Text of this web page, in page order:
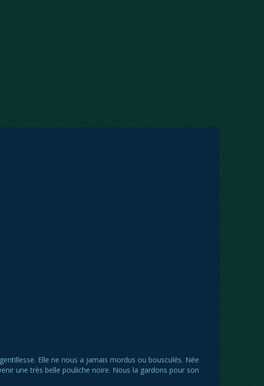
Elle ne nous a jamais mordus ou bousculés. Née
une très belle pouliche noire. Nous la gardons pour son